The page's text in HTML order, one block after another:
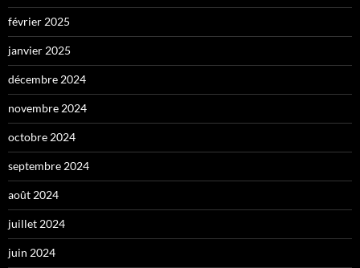
février 2025
janvier 2025
décembre 2024
novembre 2024
octobre 2024
septembre 2024
août 2024
juillet 2024
juin 2024